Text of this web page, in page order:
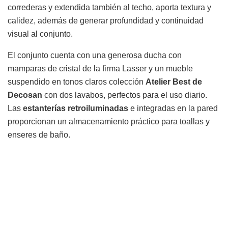
correderas y extendida también al techo, aporta textura y
calidez, además de generar profundidad y continuidad
visual al conjunto.
El conjunto cuenta con una generosa ducha con
mamparas de cristal de la firma Lasser y un mueble
suspendido en tonos claros colección Atelier Best de
Decosan con dos lavabos, perfectos para el uso diario.
Las estanterías retroiluminadas e integradas en la pared
proporcionan un almacenamiento práctico para toallas y
enseres de baño.